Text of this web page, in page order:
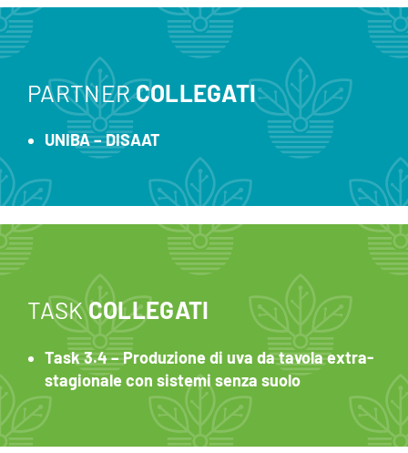
PARTNERCOLLEGATI
UNIBA – DISAAT
TASKCOLLEGATI
Task 3.4 – Produzione di uva da tavola extra-
stagionale con sistemi senza suolo